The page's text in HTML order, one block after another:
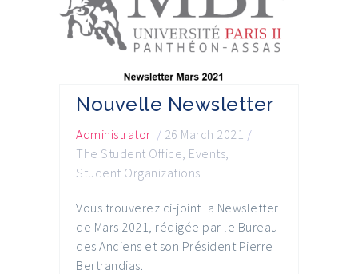
Nouvelle Newsletter
Administrator / 26 March 2021 /
The Student Office Events
Student Organizations
Vous trouverez ci-joint la Newsletter
de Mars 2021, rédigée par le Bureau
des Anciens et son Président Pierre
Bertrandias.